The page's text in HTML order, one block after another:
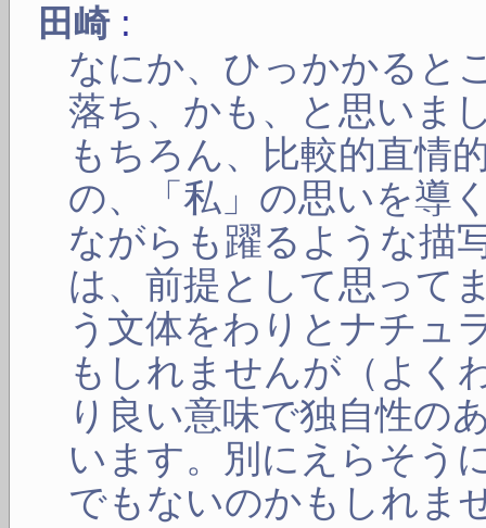
田崎 :
なにか、ひっかかると
落ち、かも、と思いま
もちろん、比較的直情
の、「私」の思いを導
ながらも躍るような描
は、前提として思って
う文体をわりとナチュ
もしれませんが（よく
り良い意味で独自性の
います。別にえらそう
でもないのかもしれま